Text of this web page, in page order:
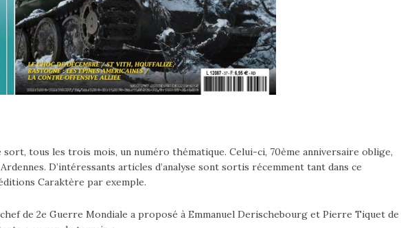
sort, tous les trois mois, un numéro thématique. Celui-ci, 70ème anniversaire oblige,
D’intéressants articles d’analyse sont sortis récemment tant dans ce
Caraktère par exemple.
de 2e Guerre Mondiale a proposé à Emmanuel Derischebourg et Pierre Tiquet de